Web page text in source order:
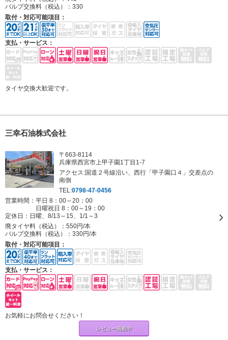
バルブ交換料（税込）： 330
取付・対応可能項目：
支払・サービス：
タイヤ交換大歓迎です。
三幸石油株式会社
〒663-8114
兵庫県西宮市上甲子園1丁目1-7
アクセス:国道２号線沿い、西行「甲子園口４」交差点の
南側
TEL:0798-47-0456
営業時間：平日 8：00～20：00
日曜祝日 8：00～19：00
定休日： 日曜、8/13～15、1/1～3
廃タイヤ料（税込）： 550円/本
バルブ交換料（税込）： 330円/本
取付・対応可能項目：
支払・サービス：
お気軽にお問合せください！
レビュー掲載中